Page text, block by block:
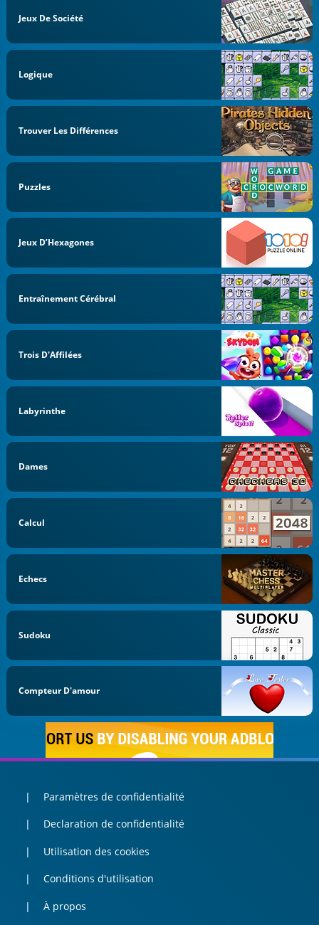
Jeux De Société
Logique
Trouver Les Différences
Puzzles
Jeux D’Hexagones
Entraînement Cérébral
Trois D'Affilées
Labyrinthe
Dames
Calcul
Echecs
Sudoku
Compteur D'amour
Paramètres de confidentialité
Declaration de confidentialité
Utilisation des cookies
Conditions d'utilisation
À propos